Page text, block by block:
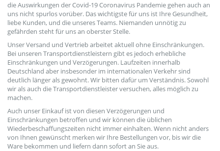
die Auswirkungen der Covid-19 Coronavirus Pandemie gehen auch an
uns nicht spurlos vorüber. Das wichtigste für uns ist Ihre Gesundheit,
liebe Kunden, und die unseres Teams. Niemanden unnötig zu
gefährden steht für uns an oberster Stelle.
Unser Versand und Vertrieb arbeitet aktuell ohne Einschränkungen.
Bei unseren Transportdienstleistern gibt es jedoch erhebliche
Einschränkungen und Verzögerungen. Laufzeiten innerhalb
Deutschland aber insbesonder im internationalen Verkehr sind
deutlich länger als gewohnt. Wir bitten dafür um Verständnis. Sowohl
wir als auch die Transportdienstleister versuchen, alles möglich zu
machen.
Auch unser Einkauf ist von diesen Verzögerungen und
Einschränkungen betroffen und wir können die üblichen
Wiederbeschaffungszeiten nicht immer einhalten. Wenn nicht anders
von Ihnen gewünscht merken wir Ihre Bestellungen vor, bis wir die
Ware bekommen und liefern dann sofort an Sie aus.